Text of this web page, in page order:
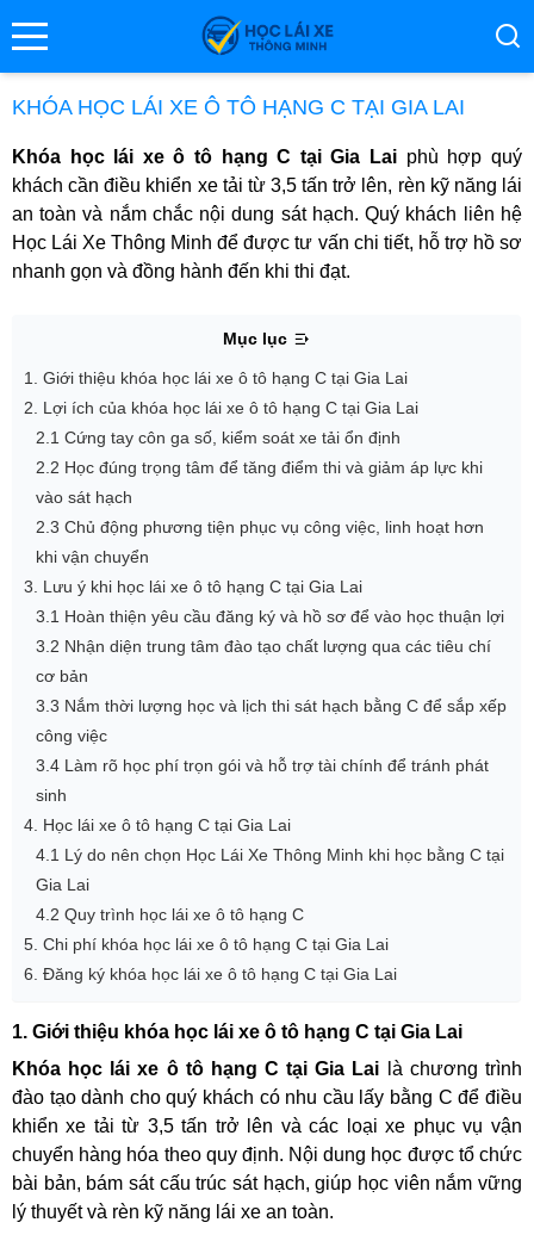
menu
KHÓA HỌC LÁI XE Ô TÔ HẠNG C TẠI GIA LAI
Khóa học lái xe ô tô hạng C tại Gia Lai phù hợp quý
khách cần điều khiển xe tải từ 3,5 tấn trở lên, rèn kỹ năng lái
an toàn và nắm chắc nội dung sát hạch. Quý khách liên hệ
Học Lái Xe Thông Minh để được tư vấn chi tiết, hỗ trợ hồ sơ
nhanh gọn và đồng hành đến khi thi đạt.
Mục lục
1. Giới thiệu khóa học lái xe ô tô hạng C tại Gia Lai
2. Lợi ích của khóa học lái xe ô tô hạng C tại Gia Lai
2.1 Cứng tay côn ga số, kiểm soát xe tải ổn định
2.2 Học đúng trọng tâm để tăng điểm thi và giảm áp lực khi
vào sát hạch
2.3 Chủ động phương tiện phục vụ công việc, linh hoạt hơn
khi vận chuyển
3. Lưu ý khi học lái xe ô tô hạng C tại Gia Lai
3.1 Hoàn thiện yêu cầu đăng ký và hồ sơ để vào học thuận lợi
3.2 Nhận diện trung tâm đào tạo chất lượng qua các tiêu chí
cơ bản
3.3 Nắm thời lượng học và lịch thi sát hạch bằng C để sắp xếp
công việc
3.4 Làm rõ học phí trọn gói và hỗ trợ tài chính để tránh phát
sinh
4. Học lái xe ô tô hạng C tại Gia Lai
4.1 Lý do nên chọn Học Lái Xe Thông Minh khi học bằng C tại
Gia Lai
4.2 Quy trình học lái xe ô tô hạng C
5. Chi phí khóa học lái xe ô tô hạng C tại Gia Lai
6. Đăng ký khóa học lái xe ô tô hạng C tại Gia Lai
1. Giới thiệu khóa học lái xe ô tô hạng C tại Gia Lai
Khóa học lái xe ô tô hạng C tại Gia Lai là chương trình
đào tạo dành cho quý khách có nhu cầu lấy bằng C để điều
khiển xe tải từ 3,5 tấn trở lên và các loại xe phục vụ vận
chuyển hàng hóa theo quy định. Nội dung học được tổ chức
bài bản, bám sát cấu trúc sát hạch, giúp học viên nắm vững
lý thuyết và rèn kỹ năng lái xe an toàn.